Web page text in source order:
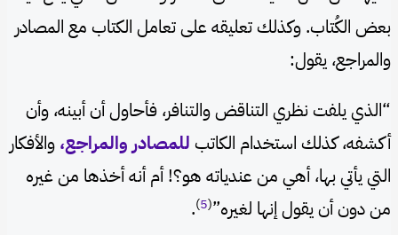
بعض الكُتاب. وكذلك تعليقه على تعامل الكتاب مع المصادر
والمراجع، يقول:
“الذي يلفت نظري التناقض والتنافر، فأحاول أن أبينه، وأن
أكشفه، كذلك استخدام الكاتب للمصادر والمراجع، والأفكار
التي يأتي بها، أهي من عندياته هو؟! أم أنه أخذها من غيره
من دون أن يقول إنها لغيره”(
5
)
.